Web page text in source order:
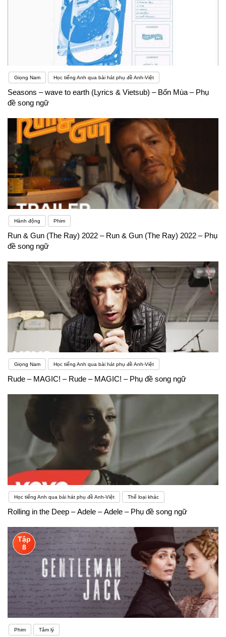
Giọng Nam Học tiếng Anh qua bài hát phụ đề Anh-Việt
Seasons – wave to earth (Lyrics & Vietsub) – Bốn Mùa – Phụ
đề song ngữ
Hành động Phim
Run & Gun (The Ray) 2022 – Run & Gun (The Ray) 2022 – Phụ
đề song ngữ
Giọng Nam Học tiếng Anh qua bài hát phụ đề Anh-Việt
Rude – MAGIC! – Rude – MAGIC! – Phụ đề song ngữ
Học tiếng Anh qua bài hát phụ đề Anh-Việt Thể loại khác
Rolling in the Deep – Adele – Adele – Phụ đề song ngữ
Tập
8
Phim Tâm lý